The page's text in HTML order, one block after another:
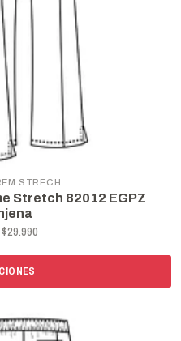
STRECH
Stretch 82012 EGPZ
$29.990